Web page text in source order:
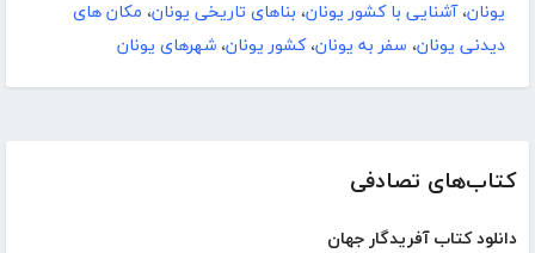
کتاب‌های تصادفی
دانلود کتاب آفریدگار جهان
یونان،آشنایی با کشور یونان، بناهای تاریخی یونان، مکان های
دیدنی یونان، سفر به یونان،کشور یونان، شهرهای یونان